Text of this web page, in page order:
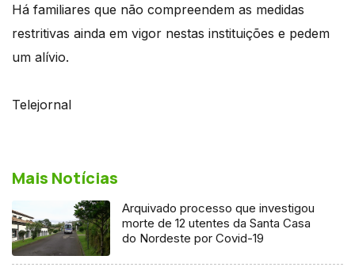
Há familiares que não compreendem as medidas
restritivas ainda em vigor nestas instituições e pedem
um alívio.
Telejornal
Mais Notícias
Arquivado processo que investigou
morte de 12 utentes da Santa Casa
do Nordeste por Covid-19